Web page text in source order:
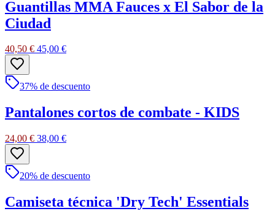
Guantillas MMA Fauces x El Sabor de la
Ciudad
40,50 € 45,00 €
37% de descuento
Pantalones cortos de combate - KIDS
24,00 € 38,00 €
20% de descuento
Camiseta técnica 'Dry Tech' Essentials